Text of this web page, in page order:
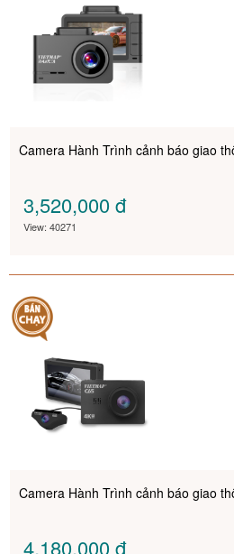
Camera Hành Trình cảnh báo giao
3,520,000đ
View: 40271
Camera Hành Trình cảnh báo giao
4,180,000đ